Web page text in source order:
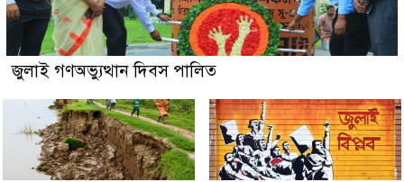
জুলাই গণঅভ্যুত্থান দিবস পালিত